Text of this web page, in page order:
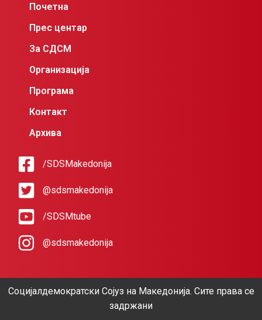
Почетна
Прес центар
За СДСМ
Организација
Програма
Контакт
Архива
/SDSMakedonija
@sdsmakedonija
/SDSMtube
@sdsmakedonija
Социјалдемократски Сојуз на Македонија. Сите права се
задржани